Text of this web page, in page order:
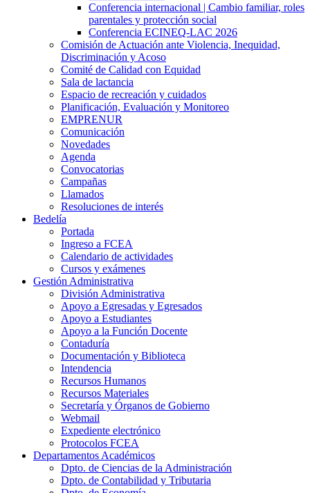
Conferencia internacional | Cambio familiar, roles
parentales y protección social
Conferencia ECINEQ-LAC 2026
Comisión de Actuación ante Violencia, Inequidad,
Discriminación y Acoso
Comité de Calidad con Equidad
Sala de lactancia
Espacio de recreación y cuidados
Planificación, Evaluación y Monitoreo
EMPRENUR
Comunicación
Novedades
Agenda
Convocatorias
Campañas
Llamados
Resoluciones de interés
Bedelía
Portada
Ingreso a FCEA
Calendario de actividades
Cursos y exámenes
Gestión Administrativa
División Administrativa
Apoyo a Egresadas y Egresados
Apoyo a Estudiantes
Apoyo a la Función Docente
Contaduría
Documentación y Biblioteca
Intendencia
Recursos Humanos
Recursos Materiales
Secretaría y Órganos de Gobierno
Webmail
Expediente electrónico
Protocolos FCEA
Departamentos Académicos
Dpto. de Ciencias de la Administración
Dpto. de Contabilidad y Tributaria